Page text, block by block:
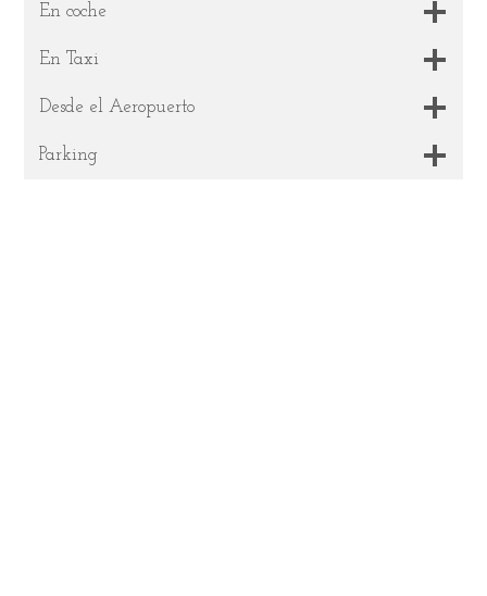
En coche
En Taxi
Desde el Aeropuerto
Parking